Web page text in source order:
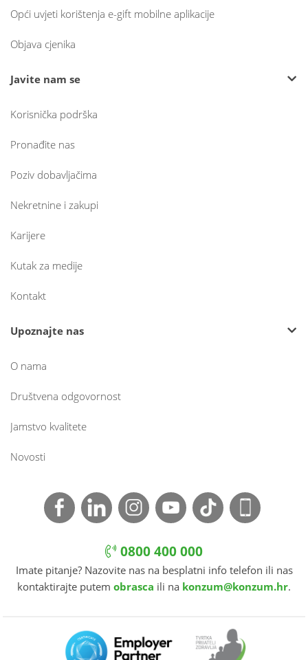
Opći uvjeti korištenja e-gift mobilne aplikacije
Objava cjenika
Javite nam se
Korisnička podrška
Pronađite nas
Poziv dobavljačima
Nekretnine i zakupi
Karijere
Kutak za medije
Kontakt
Upoznajte nas
O nama
Društvena odgovornost
Jamstvo kvalitete
Novosti
0800 400 000
Imate pitanje? Nazovite nas na besplatni info telefon ili nas
kontaktirajte putem obrasca ili na konzum@konzum.hr.